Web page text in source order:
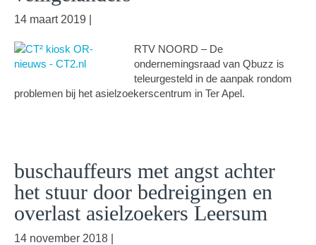
14 maart 2019
RTV NOORD – De
ondernemingsraad van Qbuzz is
teleurgesteld in de aanpak rondom
problemen bij het asielzoekerscentrum in Ter Apel.
buschauffeurs met angst achter
het stuur door bedreigingen en
overlast asielzoekers Leersum
14 november 2018